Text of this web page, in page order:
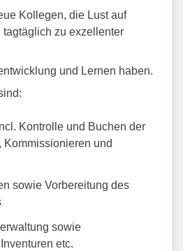
Kollegen, die Lust auf
tagtäglich zu exzellenter
und Lernen haben.
Kontrolle und Buchen der
Kommissionieren und
sowie Vorbereitung des
sowie
etc.